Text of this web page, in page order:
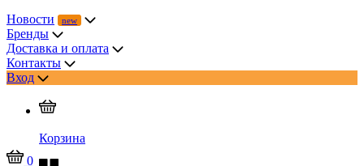
Новости
Бренды
Доставка и оплата
Контакты
Вход
Корзина
0